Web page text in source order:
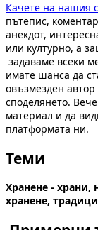
Качете на нашия
пътепис,
анекдот,
или културно, а
задаваме всеки
имате шанса да
овъзмезден автор
споделянето.
материал и да
платформата ни.
Теми
Хранене - храни,
хранене,